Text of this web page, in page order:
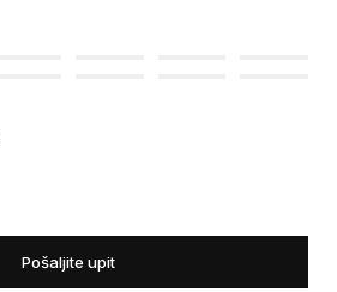
Pošaljite upit